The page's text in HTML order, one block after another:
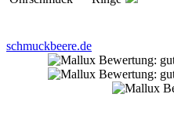
schmuckbeere.de